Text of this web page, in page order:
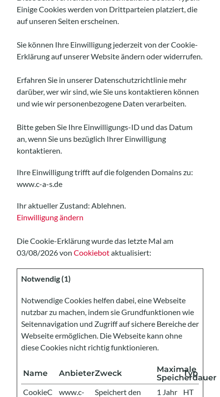
Einige Cookies werden von Drittparteien platziert, die
auf unseren Seiten erscheinen.
Sie können Ihre Einwilligung jederzeit von der Cookie-
Erklärung auf unserer Website ändern oder widerrufen.
Erfahren Sie in unserer Datenschutzrichtlinie mehr
darüber, wer wir sind, wie Sie uns kontaktieren können
und wie wir personenbezogene Daten verarbeiten.
Bitte geben Sie Ihre Einwilligungs-ID und das Datum
an, wenn Sie uns bezüglich Ihrer Einwilligung
kontaktieren.
Ihre Einwilligung trifft auf die folgenden Domains zu:
www.c-a-s.de
Ihr aktueller Zustand: Ablehnen.
Einwilligung ändern
Die Cookie-Erklärung wurde das letzte Mal am
03/08/2026 von Cookiebotaktualisiert:
Notwendig (1)
Notwendige Cookies helfen dabei, eine Webseite
nutzbar zu machen, indem sie Grundfunktionen wie
Seitennavigation und Zugriff auf sichere Bereiche der
Webseite ermöglichen. Die Webseite kann ohne
diese Cookies nicht richtig funktionieren.
Name AnbieterZweck
Maximale
Speicherdauer
Typ
CookieC
www.c-
Speichert den
1 Jahr
HT